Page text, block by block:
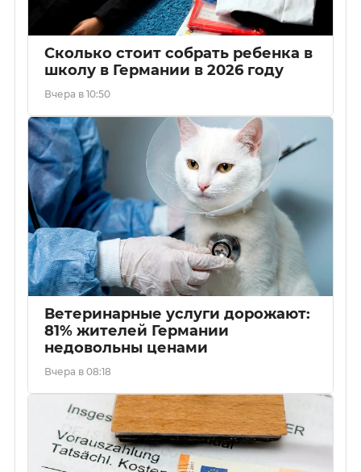
Сколько стоит собрать ребенка в
школу в Германии в 2026 году
Вчера в 10:50
Ветеринарные услуги дорожают:
81% жителей Германии
недовольны ценами
Вчера в 08:18